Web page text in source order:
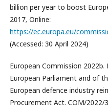
billion per year to boost
2017, Online:
https://ec.europa.eu/
(Accessed: 30 April 2024)
European Commission
European Parliament and of
European defence industry
Procurement Act. COM/2022/